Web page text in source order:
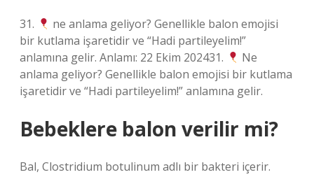
31.
ne anlama geliyor? Genellikle balon emojisi
bir kutlama işaretidir ve “Hadi partileyelim!”
anlamına gelir. Anlamı: 22 Ekim 202431.
Ne
anlama geliyor? Genellikle balon emojisi bir kutlama
işaretidir ve “Hadi partileyelim!” anlamına gelir.
Bebeklere balon verilir mi?
Bal, Clostridium botulinum adlı bir bakteri içerir.